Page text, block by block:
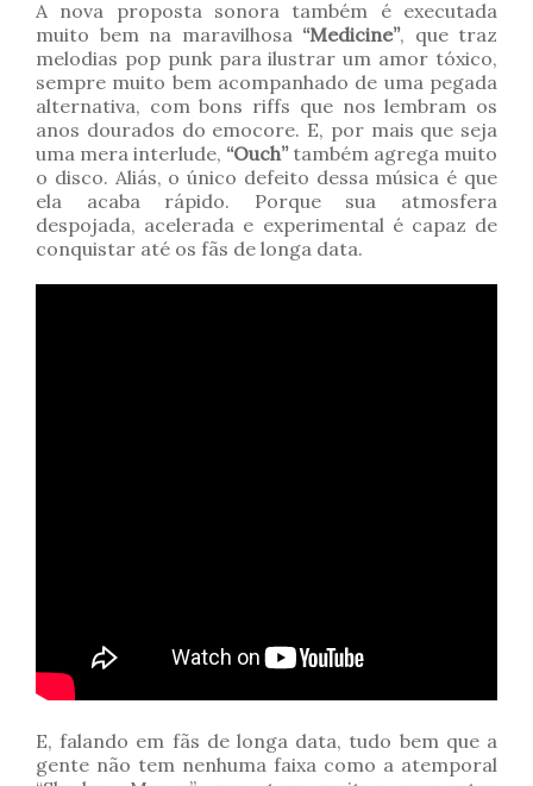
A nova proposta sonora também é executada
muito bem na maravilhosa “Medicine”, que traz
melodias pop punk para ilustrar um amor tóxico,
sempre muito bem acompanhado de uma pegada
alternativa, com bons riffs que nos lembram os
anos dourados do emocore. E, por mais que seja
uma mera interlude, “Ouch”também agrega muito
o disco. Aliás, o único defeito dessa música é que
ela acaba rápido. Porque sua atmosfera
despojada, acelerada e experimental é capaz de
conquistar até os fãs de longa data.
E, falando em fãs de longa data, tudo bem que a
gente não tem nenhuma faixa como a atemporal